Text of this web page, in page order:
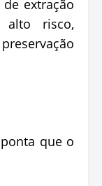
extração
risco,
que o